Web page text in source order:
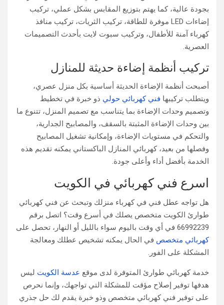
بجودة عالية، كما يهتم بتوزيع المقابس بشكل عملي، تركيب
إضاءات LED موفرة للطاقة، تركيب الثريات، تركيب منافذ
كهرباء آمنة للأطفال، وتركيب سبوت لايت بأحدث التصميمات
العصرية.
تركيب أنظمة إضاءة حديثة للمنازل
أصبحت أنظمة الإضاءة الحديثة أساسية بكل منزل عصري،
ويتطلب تركيبها فني كهربائي حولي ذو خبرة في تخطيط
وتصميم وحدات الإضاءة بما يتناسب مع تصميم المنزل، تتنوع ما
بين وحدات الإضاءة المثبتة بالسقف، والمصابيح الجدارية،
والتحكم في مستويات الإضاءة، وإمكانية تشغيل المصابيح
وفصلها من بعيد، كهربائي المنازل الباكستاني يمكنه تقديم هذه
الخدمة بأفضل أداء وأعلى جودة.
اسرع فني كهربائي في الكويت
هل تواجه عطل فني في كهرباء منزلك وتبحث عن فني كهربائي
طوارئ الكويت متخصص يصلك في أسرع وقت؟ اتصل برقم
66992239 في أي وقت باليوم سواء بالليل أو النهار، تحصل على
كهربائي متخصص في الحال يمكنه تشخيص عطلك ومعالجة
المشكلة على الفور.
خدمة كهربائي طوارئ المتوفرة لدى موقع عدسة الكويت ليس
هدفها توفير إصلاح مؤقت للمشكلة التي تواجهك، وإنما نحرص
على توفير فني كهربائي متخصص وذو خبرة يقدم لك حل جذري